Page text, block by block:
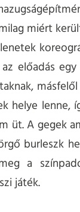
miért
előadás
helye lenne,
üt. A gegek
burleszk
a
játék.